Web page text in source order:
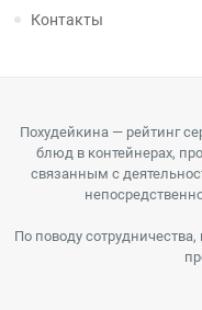
Контакты
Похудейкина — рейтинг
блюд в контейнерах,
связанным с
По поводу